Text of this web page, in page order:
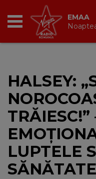
BREAKFAST
TIC TALK
CÂȘTIGĂ
HOT 30
cu
24/24
HALSEY:
LUPTELE